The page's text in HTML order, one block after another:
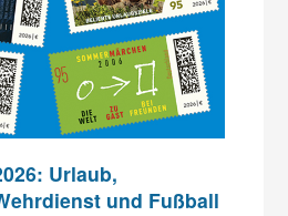
Urlaub,
und Fußball